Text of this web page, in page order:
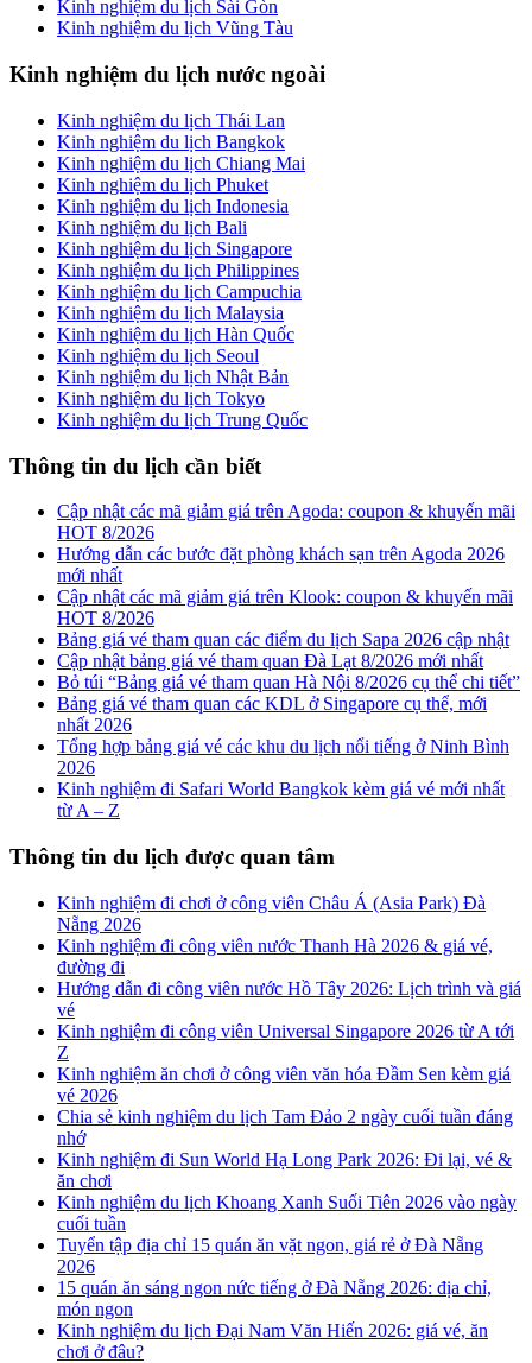
Kinh nghiệm du lịch Sài Gòn
Kinh nghiệm du lịch Vũng Tàu
Kinh nghiệm du lịch nước ngoài
Kinh nghiệm du lịch Thái Lan
Kinh nghiệm du lịch Bangkok
Kinh nghiệm du lịch Chiang Mai
Kinh nghiệm du lịch Phuket
Kinh nghiệm du lịch Indonesia
Kinh nghiệm du lịch Bali
Kinh nghiệm du lịch Singapore
Kinh nghiệm du lịch Philippines
Kinh nghiệm du lịch Campuchia
Kinh nghiệm du lịch Malaysia
Kinh nghiệm du lịch Hàn Quốc
Kinh nghiệm du lịch Seoul
Kinh nghiệm du lịch Nhật Bản
Kinh nghiệm du lịch Tokyo
Kinh nghiệm du lịch Trung Quốc
Thông tin du lịch cần biết
Cập nhật các mã giảm giá trên Agoda: coupon & khuyến mãi
HOT 8/2026
Hướng dẫn các bước đặt phòng khách sạn trên Agoda 2026
mới nhất
Cập nhật các mã giảm giá trên Klook: coupon & khuyến mãi
HOT 8/2026
Bảng giá vé tham quan các điểm du lịch Sapa 2026 cập nhật
Cập nhật bảng giá vé tham quan Đà Lạt 8/2026 mới nhất
Bỏ túi “Bảng giá vé tham quan Hà Nội 8/2026 cụ thể chi tiết”
Bảng giá vé tham quan các KDL ở Singapore cụ thể, mới
nhất 2026
Tổng hợp bảng giá vé các khu du lịch nổi tiếng ở Ninh Bình
2026
Kinh nghiệm đi Safari World Bangkok kèm giá vé mới nhất
từ A – Z
Thông tin du lịch được quan tâm
Kinh nghiệm đi chơi ở công viên Châu Á (Asia Park) Đà
Nẵng 2026
Kinh nghiệm đi công viên nước Thanh Hà 2026 & giá vé,
đường đi
Hướng dẫn đi công viên nước Hồ Tây 2026: Lịch trình và giá
vé
Kinh nghiệm đi công viên Universal Singapore 2026 từ A tới
Z
Kinh nghiệm ăn chơi ở công viên văn hóa Đầm Sen kèm giá
vé 2026
Chia sẻ kinh nghiệm du lịch Tam Đảo 2 ngày cuối tuần đáng
nhớ
Kinh nghiệm đi Sun World Hạ Long Park 2026: Đi lại, vé &
ăn chơi
Kinh nghiệm du lịch Khoang Xanh Suối Tiên 2026 vào ngày
cuối tuần
Tuyển tập địa chỉ 15 quán ăn vặt ngon, giá rẻ ở Đà Nẵng
2026
15 quán ăn sáng ngon nức tiếng ở Đà Nẵng 2026: địa chỉ,
món ngon
Kinh nghiệm du lịch Đại Nam Văn Hiến 2026: giá vé, ăn
chơi ở đâu?